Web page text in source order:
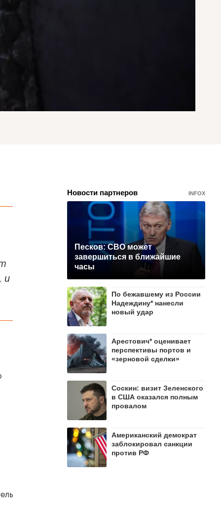
и
Новости партнеров INFOX
Песков: СВО может
завершиться в ближайшие
часы
По бежавшему из России
Надеждину* нанесли
новый удар
Арестович* оценивает
перспективы портов и
«зерновой сделки»
Соскин: визит Зеленского
в США оказался полным
провалом
Американский демократ
заблокировал санкции
против РФ